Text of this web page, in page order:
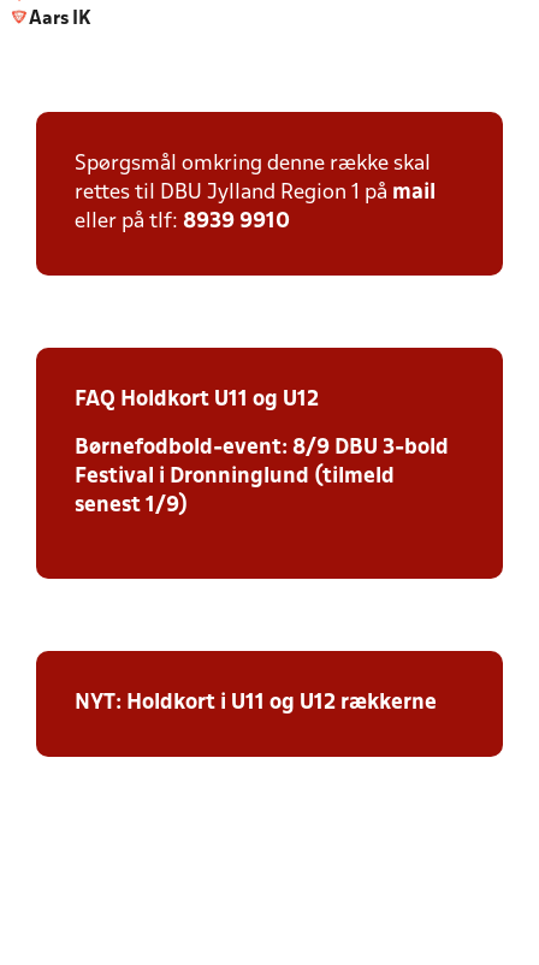
Aars IK
Spørgsmål omkring denne række skal
rettes til DBU Jylland Region 1 på mail
eller på tlf: 8939 9910
FAQ Holdkort U11 og U12
Børnefodbold-event: 8/9 DBU 3-bold
Festival i Dronninglund (tilmeld
senest 1/9)
NYT: Holdkort i U11 og U12 rækkerne